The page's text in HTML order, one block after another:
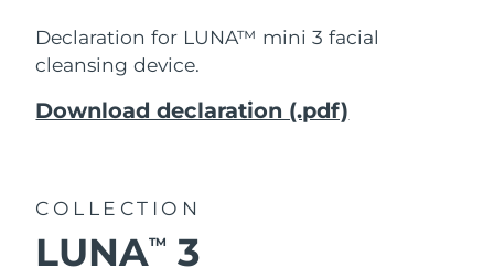
Declaration for LUNA™ mini 3 facial
cleansing device.
Download declaration (.pdf)
COLLECTION
LUNATM 3